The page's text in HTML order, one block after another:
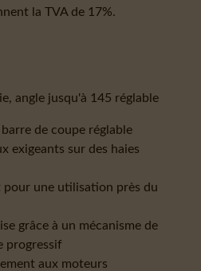
la TVA de 17%.
angle jusqu'à 145 réglable
de coupe réglable
exigeants sur des haies
pour une utilisation près du
grâce à un mécanisme de
progressif
aux moteurs